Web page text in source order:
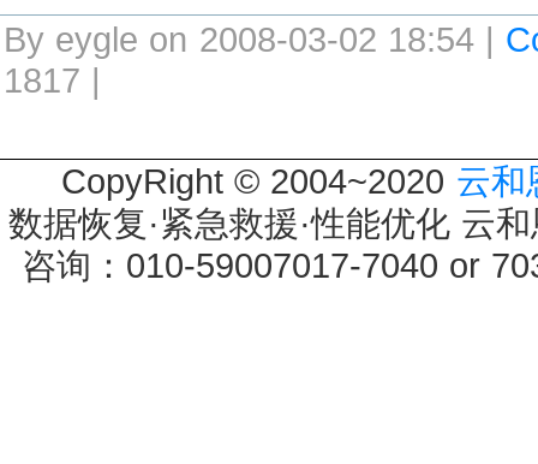
By eygle on 2008-03-02 18:54 |
1817 |
CopyRight © 2004~2020 云和
数据恢复·紧急救援·性能优化 云
咨询：010-59007017-7040 or